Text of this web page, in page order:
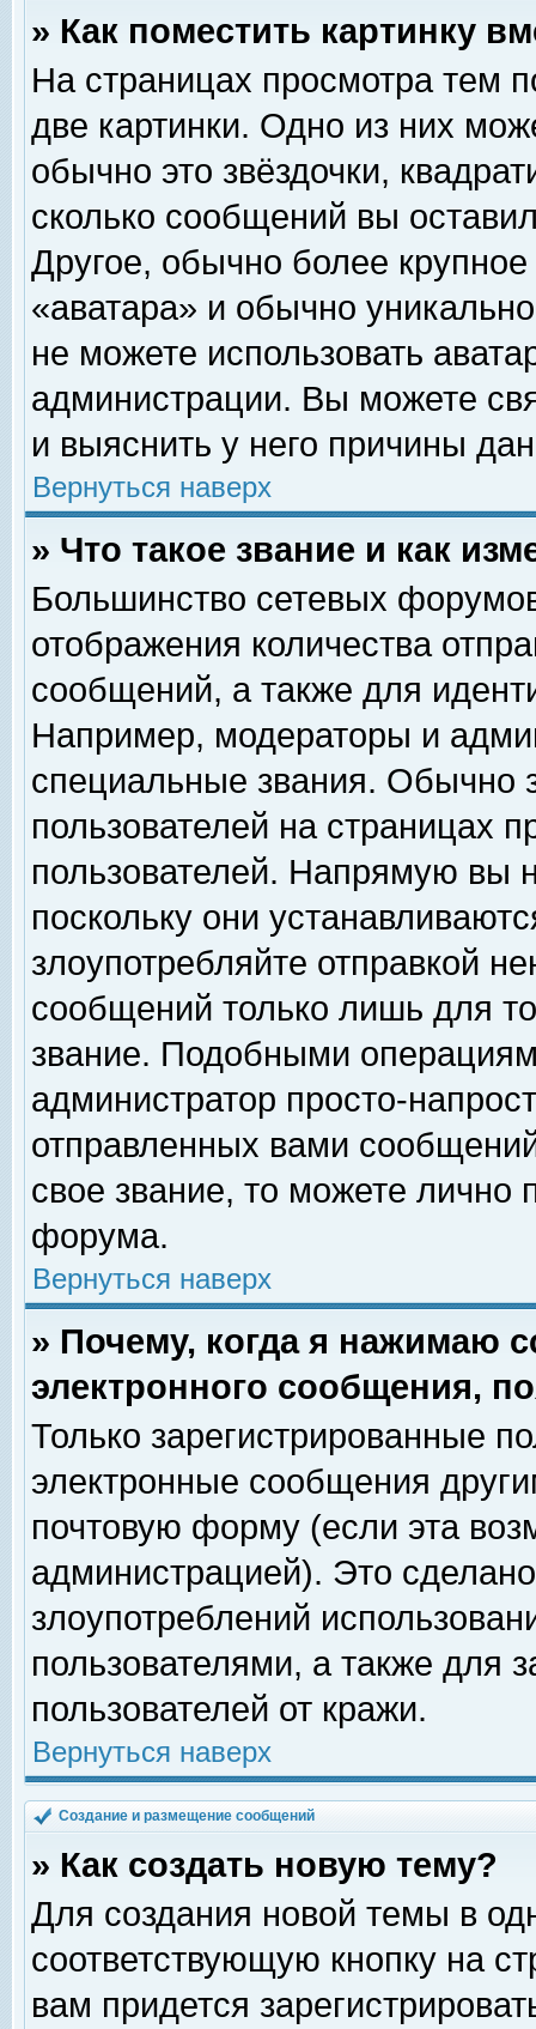
» Как поместить картинку
На страницах просмотра тем
две картинки. Одно из них
обычно это звёздочки,
сколько сообщений вы
Другое, обычно более
«аватара» и обычно
не можете использовать
администрации. Вы можете
и выяснить у него причины
Вернуться наверх
» Что такое звание и как
Большинство сетевых
отображения количества
сообщений, а также для
Например, модераторы и
специальные звания. Обычно
пользователей на страницах
пользователей. Напрямую вы
поскольку они
злоупотребляйте отправкой
сообщений только лишь для
звание. Подобными
администратор просто-
отправленных вами
свое звание, то можете лично
форума.
Вернуться наверх
» Почему, когда я нажимаю
электронного сообщения,
Только зарегистрированные
электронные сообщения
почтовую форму (если эта
администрацией). Это
злоупотреблений
пользователями, а также для
пользователей от кражи.
Вернуться наверх
Создание и размещение сообщений
» Как создать новую тему?
Для создания новой темы в
соответствующую кнопку на
вам придется